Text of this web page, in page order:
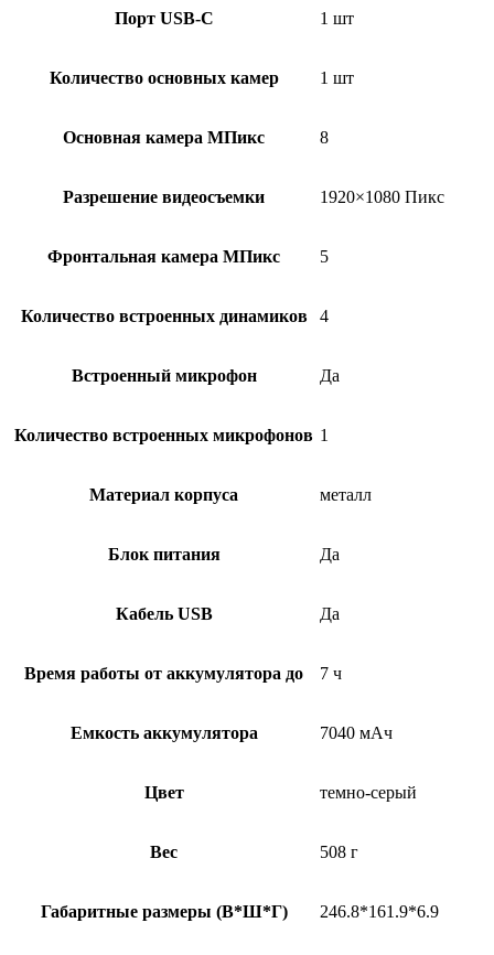
Порт USB-C 1 шт
Количество основных камер 1 шт
Основная камера МПикс 8
Разрешение видеосъемки 1920×1080 Пикс
Фронтальная камера МПикс 5
Количество встроенных динамиков 4
Встроенный микрофон Да
Количество встроенных микрофонов 1
Материал корпуса металл
Блок питания Да
Кабель USB Да
Время работы от аккумулятора до 7 ч
Емкость аккумулятора 7040 мАч
Цвет темно-серый
Вес 508 г
Габаритные размеры (В*Ш*Г) 246.8*161.9*6.9